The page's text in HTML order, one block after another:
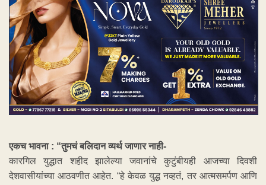
एकच भावना : “तुमचं बलिदान व्यर्थ जाणार नाही-
कारगिल युद्धात शहीद झालेल्या जवानांचे कुटुंबीयही आजच्या दिवशी
देशवासीयांच्या आठवणीत आहेत. “हे केवळ युद्ध नव्हतं, तर आत्मसमर्पण आणि